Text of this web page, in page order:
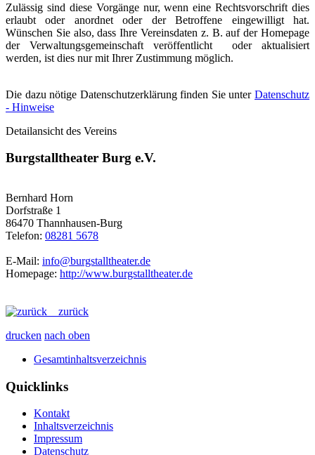
Zulässig sind diese Vorgänge nur, wenn eine Rechtsvorschrift dies
erlaubt oder anordnet oder der Betroffene eingewilligt hat.
Wünschen Sie also, dass Ihre Vereinsdaten z. B. auf der Homepage
der Verwaltungsgemeinschaft veröffentlicht oder aktualisiert
werden, ist dies nur mit Ihrer Zustimmung möglich.
Die dazu nötige Datenschutzerklärung finden Sie unter Datenschutz
- Hinweise
Detailansicht des Vereins
Burgstalltheater Burg e.V.
Bernhard Horn
Dorfstraße 1
86470 Thannhausen-Burg
Telefon: 08281 5678
E-Mail: info@burgstalltheater.de
Homepage: http://www.burgstalltheater.de
zurück
drucken nach oben
Gesamtinhaltsverzeichnis
Quicklinks
Kontakt
Inhaltsverzeichnis
Impressum
Datenschutz